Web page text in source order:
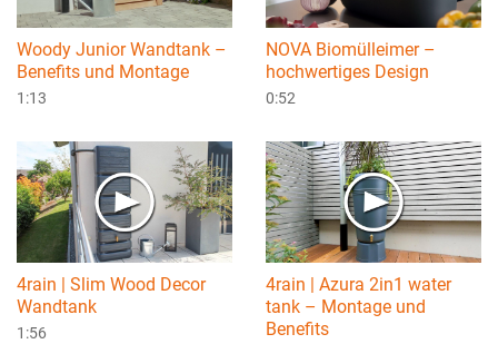
Woody Junior Wandtank –
Benefits und Montage
1:13
NOVA Biomülleimer –
hochwertiges Design
0:52
4rain | Slim Wood Decor
Wandtank
1:56
4rain | Azura 2in1 water
tank – Montage und
Benefits